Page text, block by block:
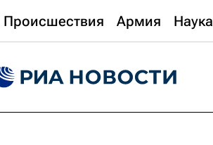
Происшествия Армия Наука